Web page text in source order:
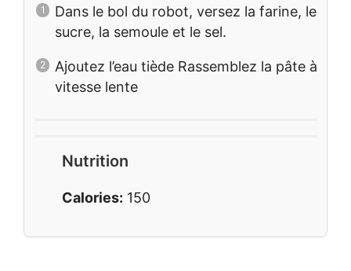
Dans le bol du robot, versez la farine, le
sucre, la semoule et le sel.
Ajoutez l’eau tiède Rassemblez la pâte à
vitesse lente
Nutrition
Calories: 150